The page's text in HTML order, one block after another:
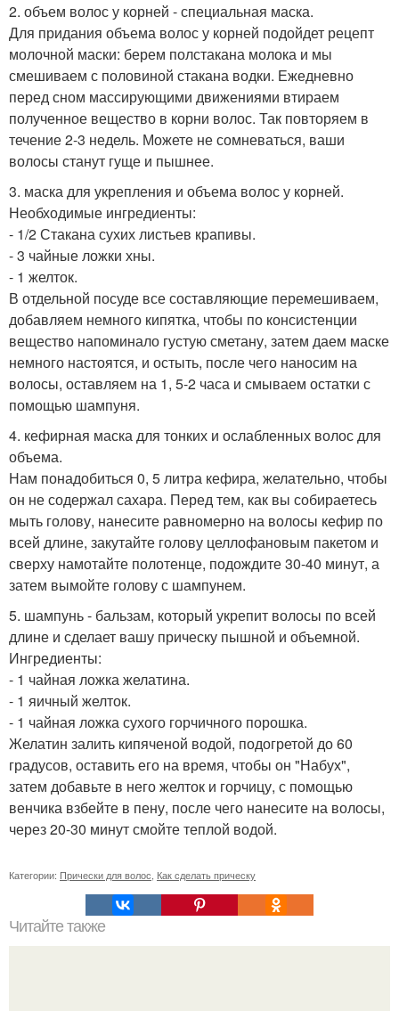
2. объем волос у корней - специальная маска.
Для придания объема волос у корней подойдет рецепт
молочной маски: берем полстакана молока и мы
смешиваем с половиной стакана водки. Ежедневно
перед сном массирующими движениями втираем
полученное вещество в корни волос. Так повторяем в
течение 2-3 недель. Можете не сомневаться, ваши
волосы станут гуще и пышнее.
3. маска для укрепления и объема волос у корней.
Необходимые ингредиенты:
- 1/2 Стакана сухих листьев крапивы.
- 3 чайные ложки хны.
- 1 желток.
В отдельной посуде все составляющие перемешиваем,
добавляем немного кипятка, чтобы по консистенции
вещество напоминало густую сметану, затем даем маске
немного настоятся, и остыть, после чего наносим на
волосы, оставляем на 1, 5-2 часа и смываем остатки с
помощью шампуня.
4. кефирная маска для тонких и ослабленных волос для
объема.
Нам понадобиться 0, 5 литра кефира, желательно, чтобы
он не содержал сахара. Перед тем, как вы собираетесь
мыть голову, нанесите равномерно на волосы кефир по
всей длине, закутайте голову целлофановым пакетом и
сверху намотайте полотенце, подождите 30-40 минут, а
затем вымойте голову с шампунем.
5. шампунь - бальзам, который укрепит волосы по всей
длине и сделает вашу прическу пышной и объемной.
Ингредиенты:
- 1 чайная ложка желатина.
- 1 яичный желток.
- 1 чайная ложка сухого горчичного порошка.
Желатин залить кипяченой водой, подогретой до 60
градусов, оставить его на время, чтобы он "Набух",
затем добавьте в него желток и горчицу, с помощью
венчика взбейте в пену, после чего нанесите на волосы,
через 20-30 минут смойте теплой водой.
Категории: Прически для волос Как сделать прическу
Читайте также